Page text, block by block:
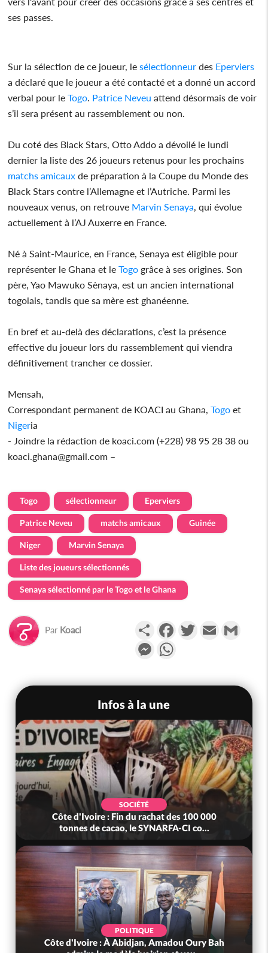
ses passes.
Sur la sélection de ce joueur, le sélectionneur des Eperviers
a déclaré que le joueur a été contacté et a donné un accord
verbal pour leTogo. Patrice Neveu attend désormais de voir
s’il sera présent au rassemblement ou non.
Du coté des Black Stars, Otto Addo a dévoilé le lundi
dernier la liste des 26 joueurs retenus pour les prochains
matchs amicaux de préparation à la Coupe du Monde des
Black Stars contre l’Allemagne et l’Autriche. Parmi les
nouveaux venus, on retrouve Marvin Senaya, qui évolue
actuellement à l’AJ Auxerre en France.
Né à Saint-Maurice, en France, Senaya est éligible pour
représenter le Ghana et leTogo grâce à ses origines. Son
père, Yao Mawuko Sènaya, est un ancien international
togolais, tandis que sa mère est ghanéenne.
En bref et au-delà des déclarations, c’est la présence
effective du joueur lors du rassemblement qui viendra
définitivement trancher ce dossier.
Mensah,
Correspondant permanent de KOACI au Ghana,Togo et
Nigeria
- Joindre la rédaction de koaci.com (+228) 98 95 28 38 ou
koaci.ghana@gmail.com –
Togo sélectionneur Eperviers
Patrice Neveu matchs amicaux Guinée
Niger Marvin Senaya
Liste des joueurs sélectionnés
Senaya sélectionné par le Togo et le Ghana
Par Koaci PartagerFacebookTwitterEmail
Messenger
Infos à la une
SOCIÉTÉ
Côte d'Ivoire : Fin du rachat des 100 000
tonnes de cacao, le SYNARFA-CI co...
POLITIQUE
Côte d'Ivoire : À Abidjan, Amadou Oury Bah